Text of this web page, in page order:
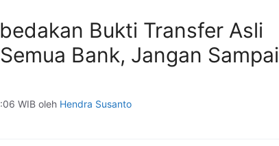
Bukti Transfer Asli
Bank, Jangan Sampai
WIB oleh Hendra Susanto